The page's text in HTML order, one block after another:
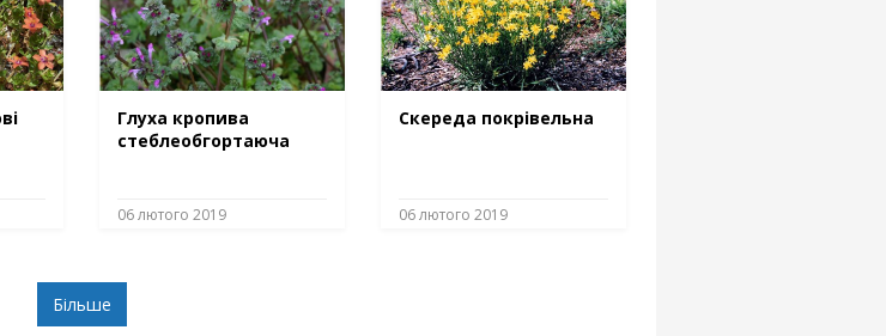
Глуха кропива
стеблеобгортаюча
06 лютого 2019
Скереда покрівельна
06 лютого 2019
Більше